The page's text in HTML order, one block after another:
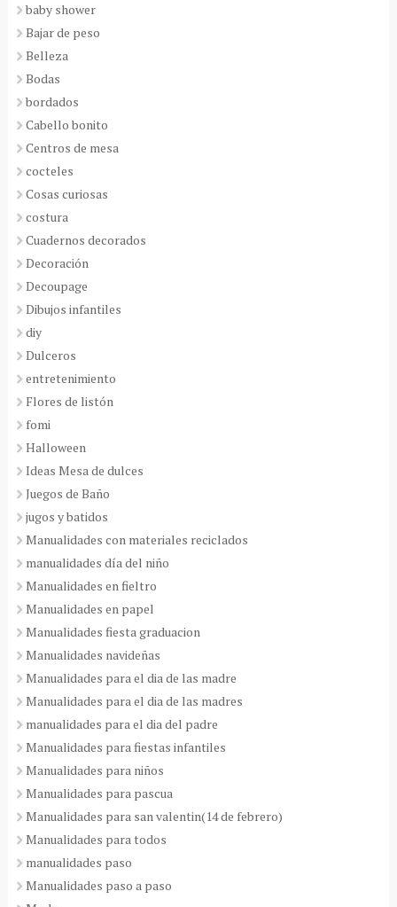
baby shower
Bajar de peso
Belleza
Bodas
bordados
Cabello bonito
Centros de mesa
cocteles
Cosas curiosas
costura
Cuadernos decorados
Decoración
Decoupage
Dibujos infantiles
diy
Dulceros
entretenimiento
Flores de listón
fomi
Halloween
Ideas Mesa de dulces
Juegos de Baño
jugos y batidos
Manualidades con materiales reciclados
manualidades día del niño
Manualidades en fieltro
Manualidades en papel
Manualidades fiesta graduacion
Manualidades navideñas
Manualidades para el dia de las madre
Manualidades para el dia de las madres
manualidades para el dia del padre
Manualidades para fiestas infantiles
Manualidades para niños
Manualidades para pascua
Manualidades para san valentin(14 de febrero)
Manualidades para todos
manualidades paso
Manualidades paso a paso